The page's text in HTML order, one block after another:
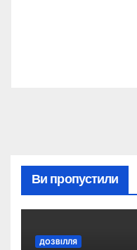
Ви пропустили
ДОЗВІЛЛЯ